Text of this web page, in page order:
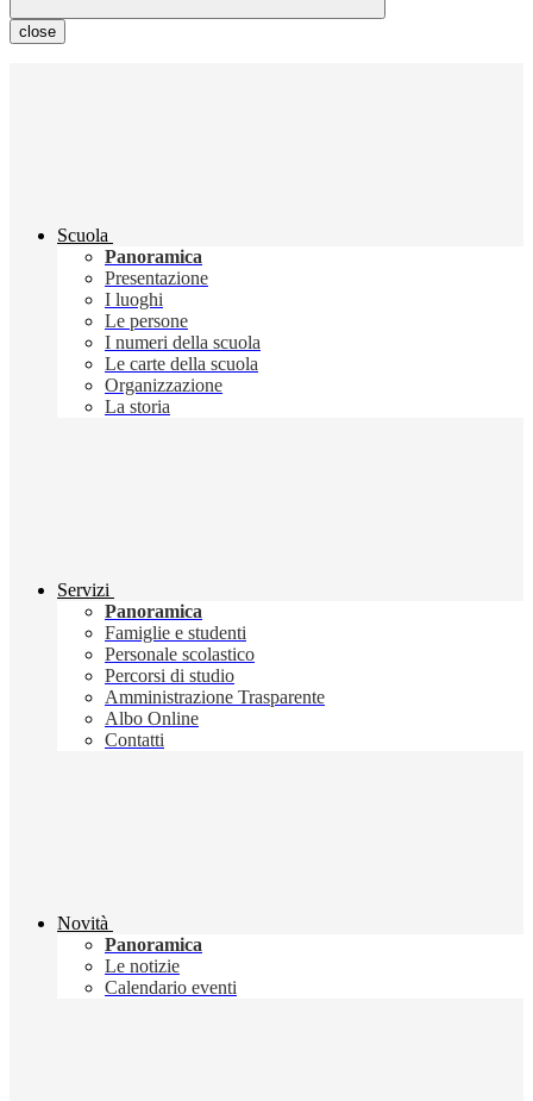
close
Scuola
Panoramica
Presentazione
I luoghi
Le persone
I numeri della scuola
Le carte della scuola
Organizzazione
La storia
Servizi
Panoramica
Famiglie e studenti
Personale scolastico
Percorsi di studio
Amministrazione Trasparente
Albo Online
Contatti
Novità
Panoramica
Le notizie
Calendario eventi